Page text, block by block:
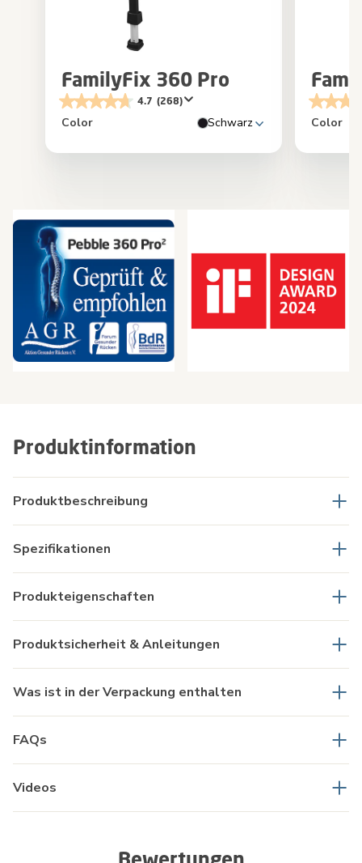
Produktinformation
Produktbeschreibung
Spezifikationen
Produkteigenschaften
Produktsicherheit & Anleitungen
Was ist in der Verpackung enthalten
FAQs
Videos
FamilyFix 360 Pro
4.7 (268)
Color Schwarz Color